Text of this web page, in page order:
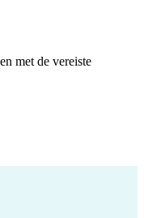
met de vereiste